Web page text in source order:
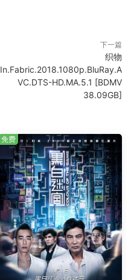
下一篇
织物
In.Fabric.2018.1080p.BluRay.A
VC.DTS-HD.MA.5.1 [BDMV
38.09GB]
免费